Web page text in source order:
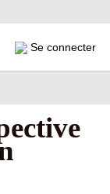
Se connecter